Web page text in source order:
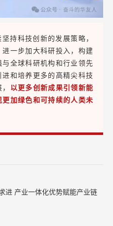
持科技创新的发展策略，
一步加大科研投入，构建
全球科研机构和行业领先
和培养更多的高精尖科技
以更多创新成果引领新能
加绿色和可持续的人类未
进 产业一体化优势赋能产业链